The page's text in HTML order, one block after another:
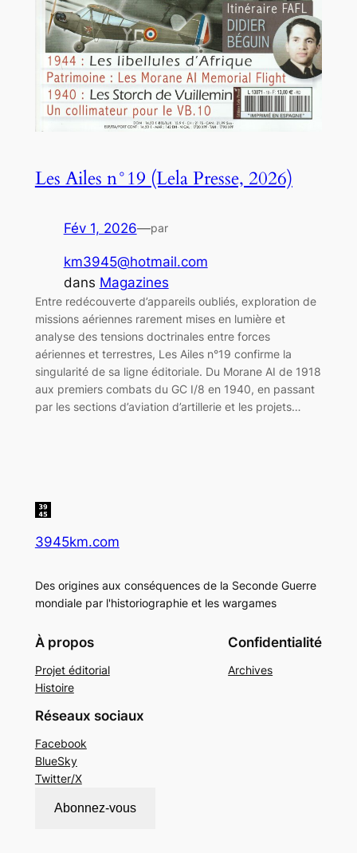
Les Ailes n°19 (Lela Presse, 2026)
Fév 1, 2026—par
km3945@hotmail.com
dans Magazines
Entre redécouverte d’appareils oubliés, exploration de
missions aériennes rarement mises en lumière et
analyse des tensions doctrinales entre forces
aériennes et terrestres, Les Ailes n°19 confirme la
singularité de sa ligne éditoriale. Du Morane AI de 1918
aux premiers combats du GC I/8 en 1940, en passant
par les sections d’aviation d’artillerie et les projets…
3945km.com
Des origines aux conséquences de la Seconde Guerre
mondiale par l'historiographie et les wargames
À propos
Projet éditorial
Histoire
Confidentialité
Archives
Réseaux sociaux
Facebook
BlueSky
Twitter/X
Abonnez-vous